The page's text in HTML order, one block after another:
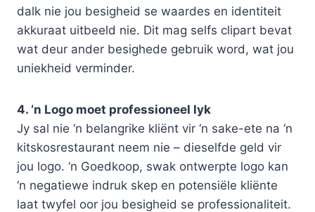
dalk nie jou besigheid se waardes en identiteit
akkuraat uitbeeld nie. Dit mag selfs clipart bevat
wat deur ander besighede gebruik word, wat jou
uniekheid verminder.
4. ‘n Logo moet professioneel lyk
Jy sal nie ‘n belangrike kliënt vir ‘n sake-ete na ‘n
kitskosrestaurant neem nie – dieselfde geld vir
jou logo. ‘n Goedkoop, swak ontwerpte logo kan
‘n negatiewe indruk skep en potensiële kliënte
laat twyfel oor jou besigheid se professionaliteit.